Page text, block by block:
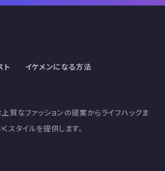
ト イケメンになる方法
質なファッションの提案からライフハックま
スタイルを提供します。